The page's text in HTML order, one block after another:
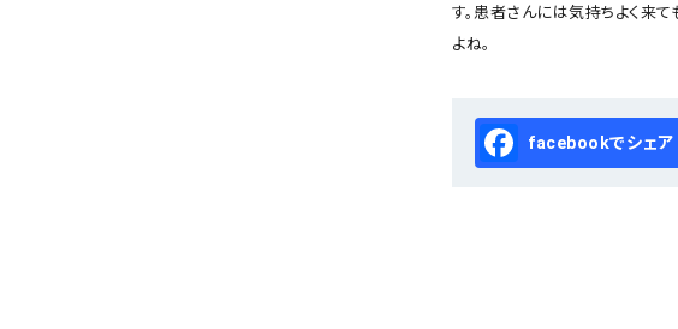
す。患者さんには気持ちよく来
よね。
Facebook